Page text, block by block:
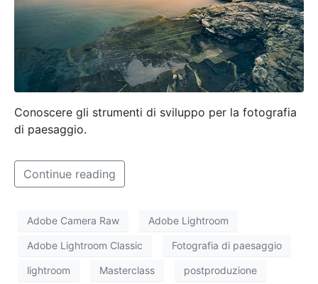
Conoscere gli strumenti di sviluppo per la fotografia
di paesaggio.
Continue reading
Adobe Camera Raw Adobe Lightroom
Adobe Lightroom Classic Fotografia di paesaggio
lightroom Masterclass postproduzione